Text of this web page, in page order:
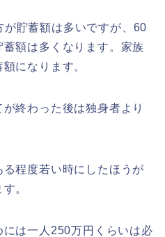
貯蓄額は多いですが、60
額は多くなります。家族
になります。
終わった後は独身者より
程度若い時にしたほうが
。
には一人250万円くらいは必